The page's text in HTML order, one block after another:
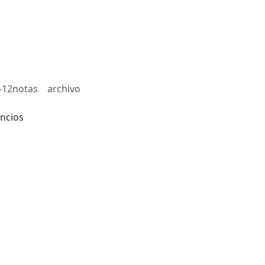
12notas archivo